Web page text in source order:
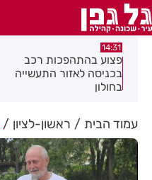
14:31
פצוע בהתהפכות רכב
בכניסה לאזור התעשייה
בחולון
עמוד הבית ראשון-לציון